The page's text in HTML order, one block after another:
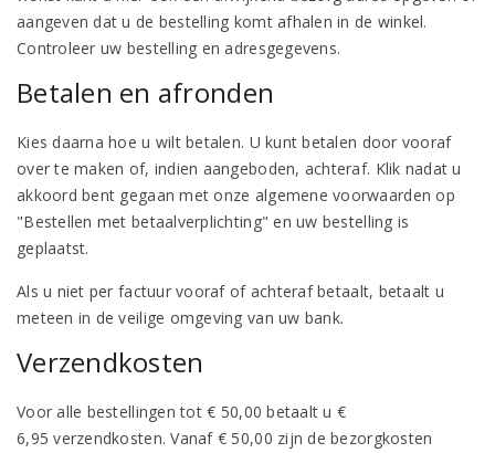
aangeven dat u de bestelling komt afhalen in de winkel.
Controleer uw bestelling en adresgegevens.
Betalen en afronden
Kies daarna hoe u wilt betalen. U kunt betalen door vooraf
over te maken of, indien aangeboden, achteraf. Klik nadat u
akkoord bent gegaan met onze algemene voorwaarden op
"Bestellen met betaalverplichting" en uw bestelling is
geplaatst.
Als u niet per factuur vooraf of achteraf betaalt, betaalt u
meteen in de veilige omgeving van uw bank.
Verzendkosten
Voor alle bestellingen tot € 50,00 betaalt u €
6,95 verzendkosten. Vanaf € 50,00 zijn de bezorgkosten